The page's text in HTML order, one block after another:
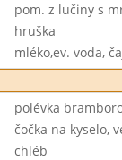
pom. z lučiny s
hruška
mléko,ev. voda,
polévka
čočka na kyselo,
chléb